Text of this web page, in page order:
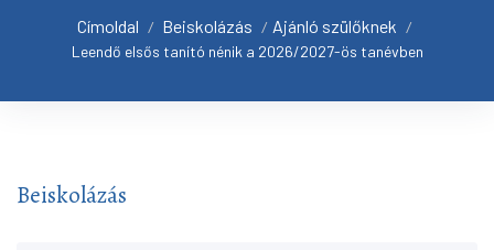
Címoldal / Beiskolázás / Ajánló szülőknek /
Leendő elsős tanító nénik a 2026/2027-ös tanévben
Beiskolázás